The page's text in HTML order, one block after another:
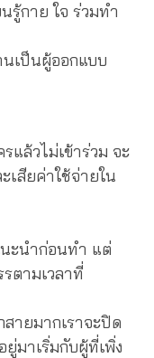
รู้กาย ใจ ร่วมทำ
เป็นผู้ออกแบบ
แล้วไม่เข้าร่วม จะ
เสียค่าใช้จ่ายใน
ะนำก่อนทำ แต่
ตามเวลาที่
ายมากเราจะปิด
มาเริ่มกับผู้ที่เพิ่ง